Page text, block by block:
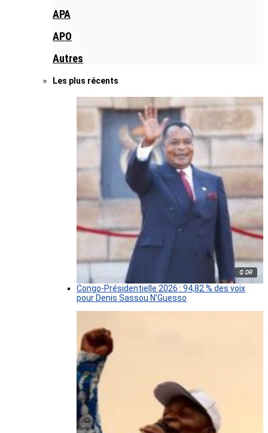
APA
APO
Autres
Les plus récents
© DR
Congo-Présidentielle 2026 : 94,82 % des voix
pour Denis Sassou N’Guesso